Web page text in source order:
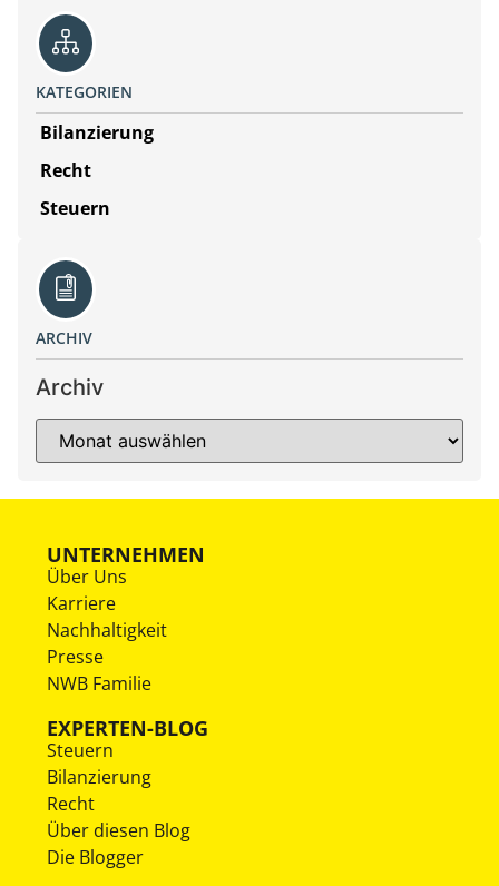
KATEGORIEN
Bilanzierung
Recht
Steuern
ARCHIV
Archiv
UNTERNEHMEN
Über Uns
Karriere
Nachhaltigkeit
Presse
NWB Familie
EXPERTEN-BLOG
Steuern
Bilanzierung
Recht
Über diesen Blog
Die Blogger